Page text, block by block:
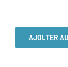
AJOUTER